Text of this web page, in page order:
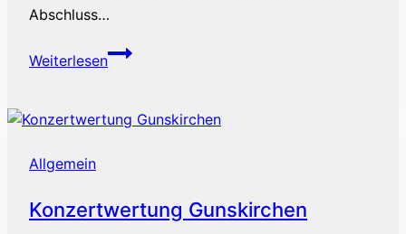
Abschluss…
Weiterlesen
Barbarafeier
Thomasroith
Allgemein
Konzertwertung Gunskirchen